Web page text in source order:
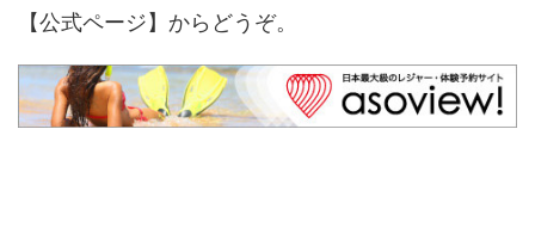
【公式ページ】からどうぞ。